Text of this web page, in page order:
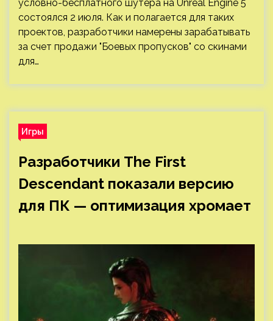
условно-бесплатного шутера на Unreal Engine 5
состоялся 2 июля. Как и полагается для таких
проектов, разработчики намерены зарабатывать
за счет продажи "Боевых пропусков" со скинами
для…
Игры
Разработчики The First
Descendant показали версию
для ПК — оптимизация хромает